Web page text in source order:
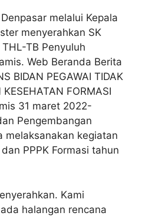
melalui Kepala
menyerahkan SK
TB Penyuluh
Web Beranda Berita
BIDAN PEGAWAI TIDAK
FORMASI
31 maret 2022-
Pengembangan
melaksanakan kegiatan
PPPK Formasi tahun
Kami
halangan rencana